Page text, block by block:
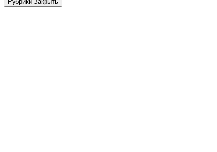
Рубрики Закрыть